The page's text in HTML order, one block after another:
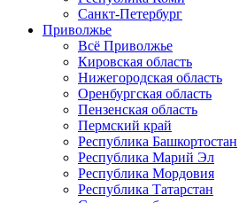
Санкт-Петербург
Приволжье
Всё Приволжье
Кировская область
Нижегородская область
Оренбургская область
Пензенская область
Пермский край
Республика Башкортостан
Республика Марий Эл
Республика Мордовия
Республика Татарстан